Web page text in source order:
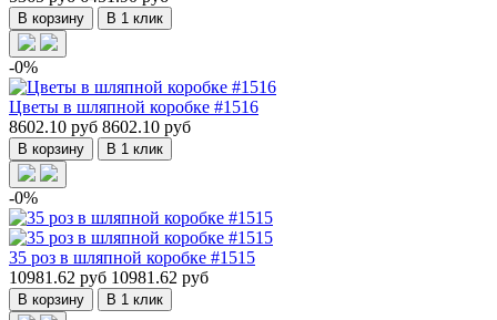
В корзину В 1 клик
-0%
Цветы в шляпной коробке #1516
8602.10 руб 8602.10 руб
В корзину В 1 клик
-0%
35 роз в шляпной коробке #1515
10981.62 руб 10981.62 руб
В корзину В 1 клик